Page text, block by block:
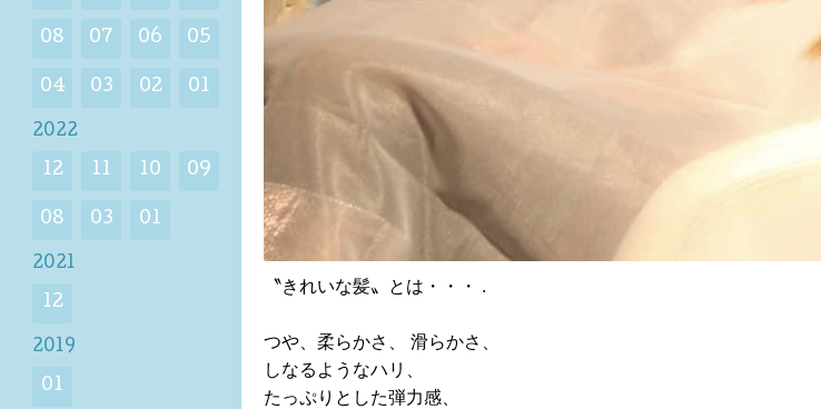
〝きれいな髪〟とは・・・ .
つや、柔らかさ、 滑らかさ、
しなるようなハリ、
たっぷりとした弾力感、
08 07 06 05
04 03 02 01
2022
12 11 10 09
08 03 01
2021
12
2019
01